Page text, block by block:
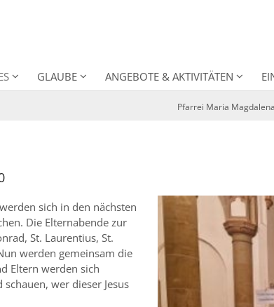
GLAUBE ANGEBOTE & AKTIVITÄTEN
Pfarrei Maria Magdalena
sich in den nächsten
Die Elternabende zur
St. Laurentius, St.
werden gemeinsam die
Eltern werden sich
wer dieser Jesus